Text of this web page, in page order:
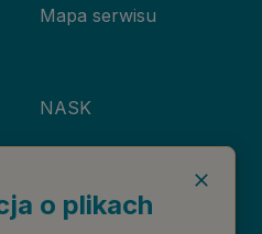
Mapa serwisu
NASK
Niebieska Linia
o plikach